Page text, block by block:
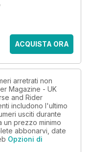
ACQUISTA ORA
arretrati non
Magazine - UK
and Rider
includono l'ultimo
usciti durante
prezzo minimo
abbonarvi, date
Opzioni di